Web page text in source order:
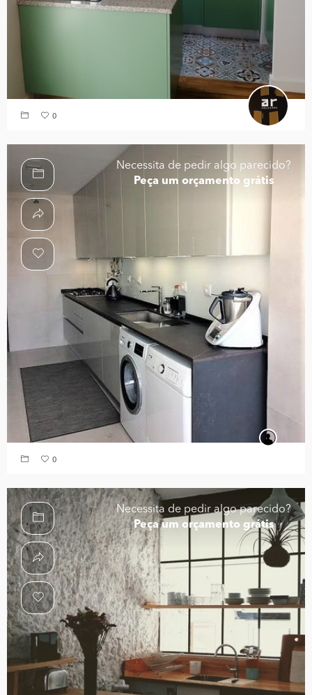
0
Necessita de pedir algo parecido?
Peça um orçamento grátis
0
Necessita de pedir algo parecido?
Peça um orçamento grátis